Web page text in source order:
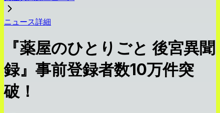
ニュース詳細
『薬屋のひとりごと 後宮異聞
録』事前登録者数10万件突
破！